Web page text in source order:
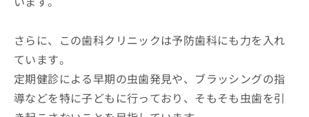
さらに、この歯科クリニックは予防歯科にも力を入れ
ています。
定期健診による早期の虫歯発見や、ブラッシングの指
導などを特に子どもに行っており、そもそも虫歯を引